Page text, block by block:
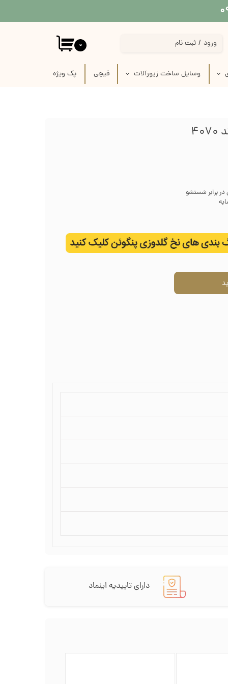
وسایل ساخت زیورآلات قیچی پک‌‌ ویژه
۰ ورود / ثبت نام
تغییر گذر واژه
خروج از حساب کاربری
در برابر شستشو
دارای تاییدیه اینماد